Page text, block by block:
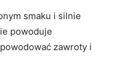
smaku i silnie
powoduje
zawroty i